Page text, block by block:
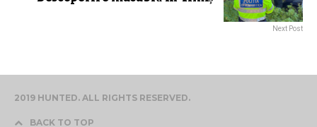
Next Post
2019 HUNTED. ALL RIGHTS RESERVED.
BACK TO TOP